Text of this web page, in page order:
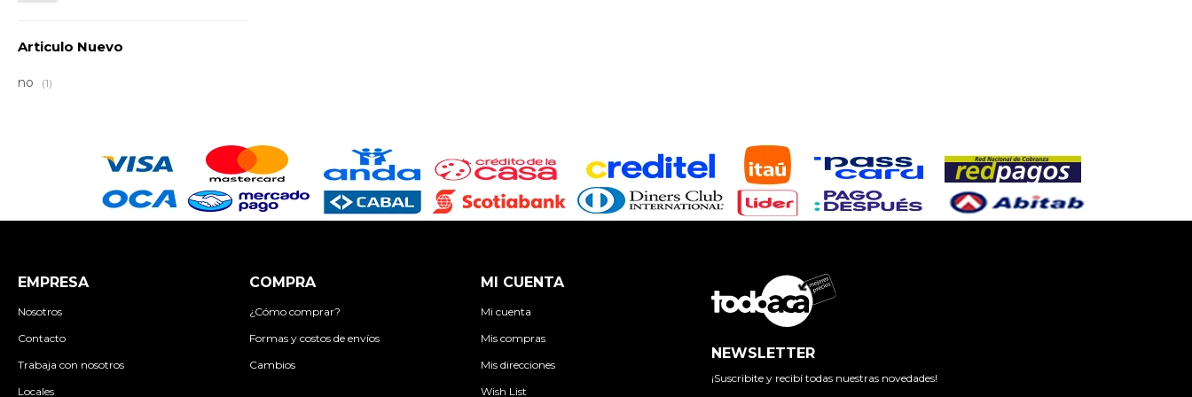
Articulo Nuevo
no (1)
EMPRESA
Nosotros
Contacto
Trabaja con nosotros
Locales
COMPRA
¿Cómo comprar?
Formas y costos de envíos
Cambios
MI CUENTA
Mi cuenta
Mis compras
Mis direcciones
Wish List
NEWSLETTER
¡Suscribite y recibí todas nuestras novedades!